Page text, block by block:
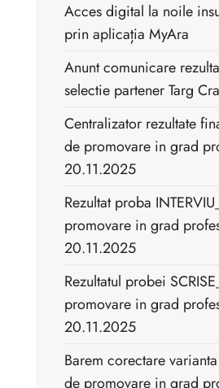
Acces digital la noile
prin aplicația MyAra
Anunt comunicare
selectie partener Targ
Centralizator rezultate
de promovare in grad
20.11.2025
Rezultat proba
promovare in grad
20.11.2025
Rezultatul probei
promovare in grad
20.11.2025
Barem corectare
de promovare in grad